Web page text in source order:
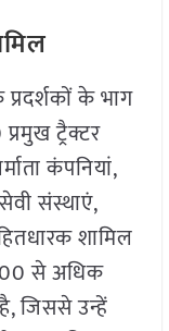
के भाग
ट्रैक्टर
कंपनियां,
संस्थाएं,
शामिल
से अधिक
जिससे उन्हें